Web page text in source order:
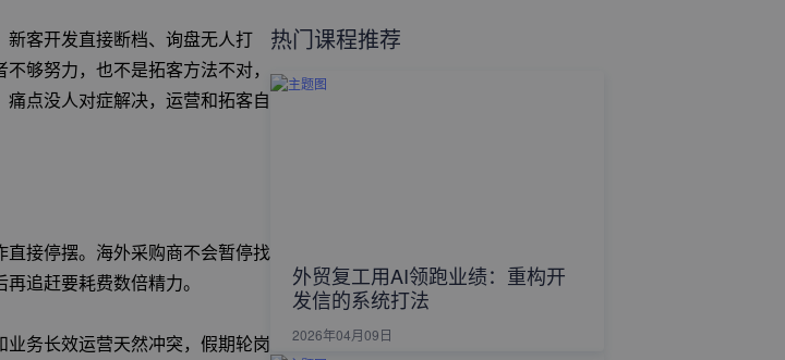
客开发直接断档、询盘无人打
够努力，也不是拓客方法不对，
点没人对症解决，运营和拓客自
接停摆。海外采购商不会暂停找
追赶要耗费数倍精力。
务长效运营天然冲突，假期轮岗
热门课程推荐
外贸复工用AI领跑业绩：重构开
发信的系统打法
2026年04月09日